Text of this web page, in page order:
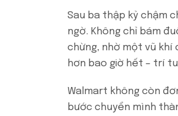
Sau ba thập kỷ chậm
ngờ. Không chỉ bám
chừng, nhờ một vũ
hơn bao giờ hết – trí
Walmart không còn
bước chuyển mình